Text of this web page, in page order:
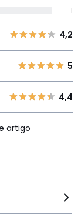
4,2
5
4,4
este artigo
1
4,2
5
4,4
artigo